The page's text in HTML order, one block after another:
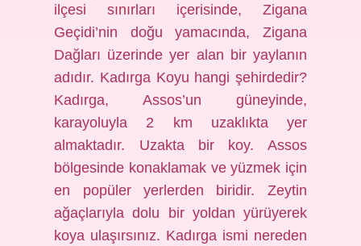
ilçesi sınırları içerisinde, Zigana
Geçidi’nin doğu yamacında, Zigana
Dağları üzerinde yer alan bir yaylanın
adıdır. Kadırga Koyu hangi şehirdedir?
Kadırga, Assos’un güneyinde,
karayoluyla 2 km uzaklıkta yer
almaktadır. Uzakta bir koy. Assos
bölgesinde konaklamak ve yüzmek için
en popüler yerlerden biridir. Zeytin
ağaçlarıyla dolu bir yoldan yürüyerek
koya ulaşırsınız. Kadırga ismi nereden